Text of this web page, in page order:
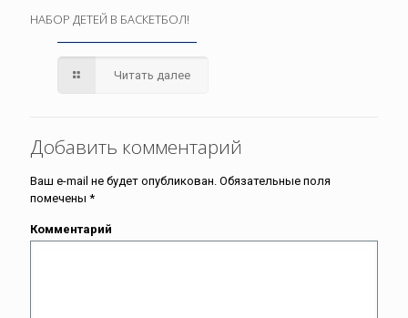
НАБОР ДЕТЕЙ В БАСКЕТБОЛ!
Читать далее
Добавить комментарий
Ваш e-mail не будет опубликован. Обязательные поля
помечены *
Комментарий